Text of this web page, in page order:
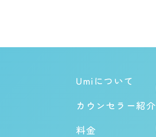
Umiについて
カウンセラー紹介
料金